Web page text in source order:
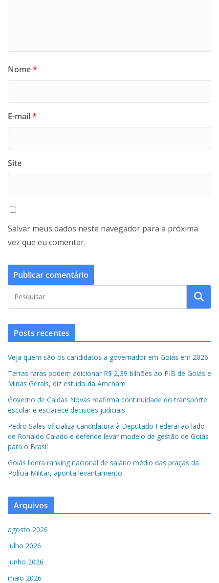
Nome*
E-mail*
Site
Salvar meus dados neste navegador para a próxima
vez que eu comentar.
Posts recentes
Veja quem são os candidatos a governador em Goiás em 2026
Terras raras podem adicionar R$ 2,39 bilhões ao PIB de Goiás e
Minas Gerais, diz estudo da Amcham
Governo de Caldas Novas reafirma continuidade do transporte
escolar e esclarece decisões judiciais
Pedro Sales oficializa candidatura à Deputado Federal ao lado
de Ronaldo Caiado e defende levar modelo de gestão de Goiás
para o Brasil
Goiás lidera ranking nacional de salário médio das praças da
Polícia Militar, aponta levantamento
Arquivos
agosto 2026
julho 2026
junho 2026
maio 2026